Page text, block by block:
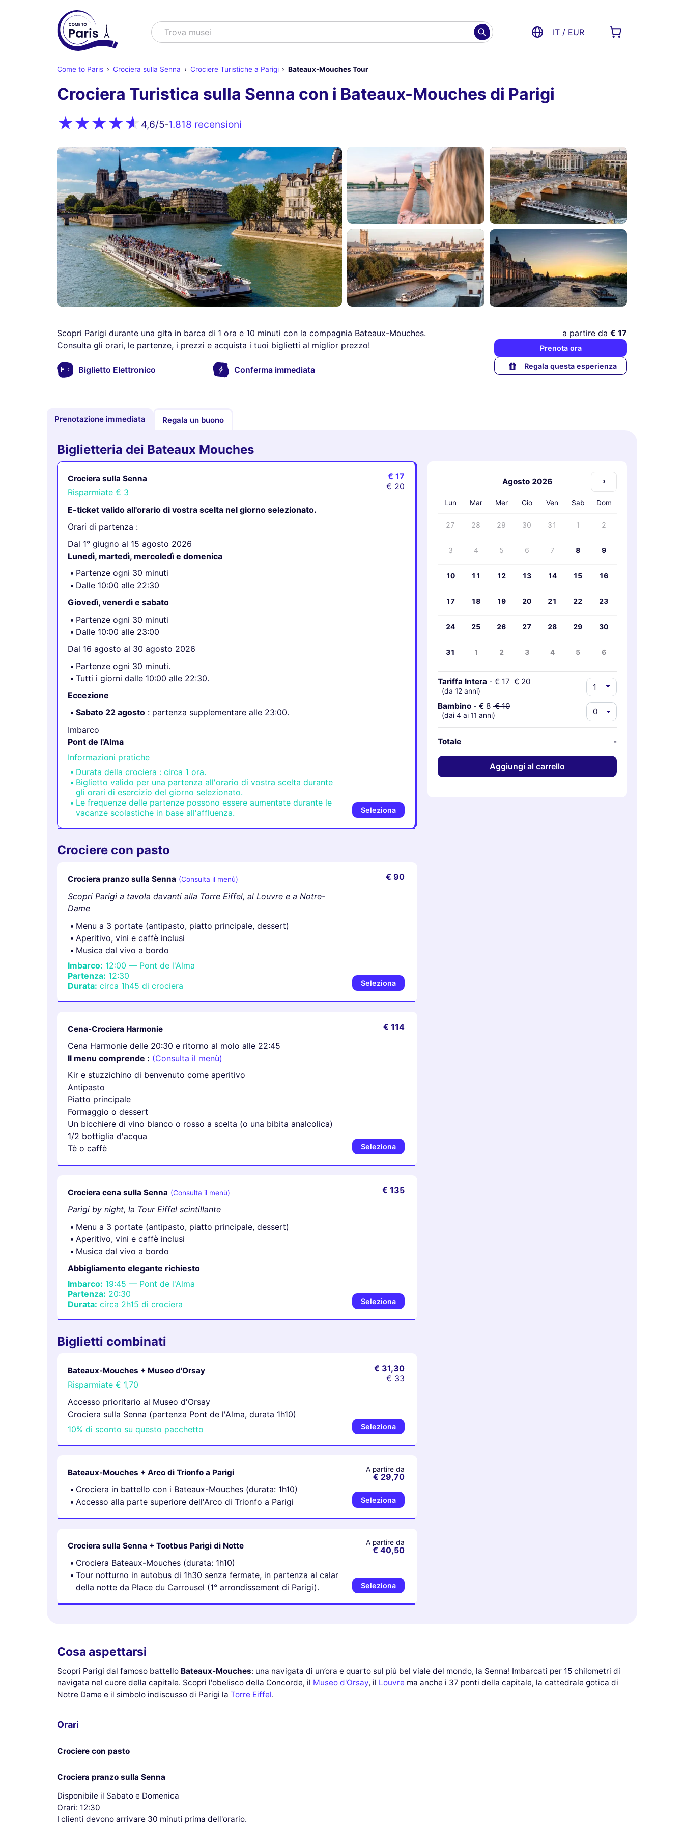
Cercare
Trova s IT / EUR
Come to Paris Crociera sulla Senna Crociere Turistiche a Parigi Bateaux-Mouches Tour
Crociera Turistica sulla Senna con i Bateaux-Mouches di Parigi
4,6/5-1.818 recensioni
Scopri Parigi durante una gita in barca di 1 ora e 10 minuti con la compagnia Bateaux-Mouches.
Consulta gli orari, le partenze, i prezzi e acquista i tuoi biglietti al miglior prezzo!
Biglietto Elettronico Conferma immediata
a partire da € 17
Prenota ora
Regala questa esperienza
Prenotazione immediata Regala un buono
Biglietteria dei Bateaux Mouches
Crociera sulla Senna
Risparmiate € 3
E-ticket valido all'orario di vostra scelta nel giorno selezionato.
Orari di partenza :
Dal 1° giugno al 15 agosto 2026
Lunedì, martedì, mercoledì e domenica
Partenze ogni 30 minuti
Dalle 10:00 alle 22:30
Giovedì, venerdì e sabato
Partenze ogni 30 minuti
Dalle 10:00 alle 23:00
Dal 16 agosto al 30 agosto 2026
Partenze ogni 30 minuti.
Tutti i giorni dalle 10:00 alle 22:30.
Eccezione
Sabato 22 agosto : partenza supplementare alle 23:00.
Imbarco
Pont de l'Alma
Informazioni pratiche
Durata della crociera : circa 1 ora.
Biglietto valido per una partenza all'orario di vostra scelta durante
gli orari di esercizio del giorno selezionato.
Le frequenze delle partenze possono essere aumentate durante le
vacanze scolastiche in base all'affluenza.
€ 17
€ 20
Seleziona
Crociere con pasto
Crociera pranzo sulla Senna (Consulta il menù)
Scopri Parigi a tavola davanti alla Torre Eiffel, al Louvre e a Notre-
Dame
Menu a 3 portate (antipasto, piatto principale, dessert)
Aperitivo, vini e caffè inclusi
Musica dal vivo a bordo
Imbarco: 12:00 — Pont de l'Alma
Partenza: 12:30
Durata: circa 1h45 di crociera
€ 90
Seleziona
Cena-Crociera Harmonie
Cena Harmonie delle 20:30 e ritorno al molo alle 22:45
Il menu comprende : (Consulta il menù)
Kir e stuzzichino di benvenuto come aperitivo
Antipasto
Piatto principale
Formaggio o dessert
Un bicchiere di vino bianco o rosso a scelta (o una bibita analcolica)
1/2 bottiglia d'acqua
Tè o caffè
€ 114
Seleziona
Crociera cena sulla Senna (Consulta il menù)
Parigi by night, la Tour Eiffel scintillante
Menu a 3 portate (antipasto, piatto principale, dessert)
Aperitivo, vini e caffè inclusi
Musica dal vivo a bordo
Abbigliamento elegante richiesto
Imbarco: 19:45 — Pont de l'Alma
Partenza: 20:30
Durata: circa 2h15 di crociera
€ 135
Seleziona
Biglietti combinati
Bateaux-Mouches + Museo d'Orsay
Risparmiate € 1,70
Accesso prioritario al Museo d'Orsay
Crociera sulla Senna (partenza Pont de l'Alma, durata 1h10)
10% di sconto su questo pacchetto
€ 31,30
€ 33
Seleziona
Bateaux-Mouches + Arco di Trionfo a Parigi
Crociera in battello con i Bateaux-Mouches (durata: 1h10)
Accesso alla parte superiore dell'Arco di Trionfo a Parigi
A partire da
€ 29,70
Seleziona
Crociera sulla Senna + Tootbus Parigi di Notte
Crociera Bateaux-Mouches (durata: 1h10)
Tour notturno in autobus di 1h30 senza fermate, in partenza al calar
della notte da Place du Carrousel (1° arrondissement di Parigi).
A partire da
€ 40,50
Seleziona
Agosto 2026 ›
Lun Mar Mer Gio Ven Sab Dom
27 28 29 30 31 1 2
3 4 5 6 7 8 9
10 11 12 13 14 15 16
17 18 19 20 21 22 23
24 25 26 27 28 29 30
31 1 2 3 4 5 6
Tariffa Intera - € 17 € 20
(da 12 anni)
Bambino - € 8 € 10
(dai 4 ai 11 anni)
Totale -
Aggiungi al carrello
Cosa aspettarsi
Scopri Parigi dal famoso battello Bateaux-Mouches: una navigata di un’ora e quarto sul più bel viale del mondo, la Senna! Imbarcati per 15 chilometri di
navigata nel cuore della capitale. Scopri l'obelisco della Concorde, il Museo d'Orsay, il Louvre ma anche i 37 ponti della capitale, la cattedrale gotica di
Notre Dame e il simbolo indiscusso di Parigi la Torre Eiffel.
Orari
Crociere con pasto
Crociera pranzo sulla Senna
Disponibile il Sabato e Domenica
Orari: 12:30
I clienti devono arrivare 30 minuti prima dell'orario.